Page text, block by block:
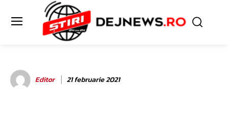
Editor 21 februarie 2021